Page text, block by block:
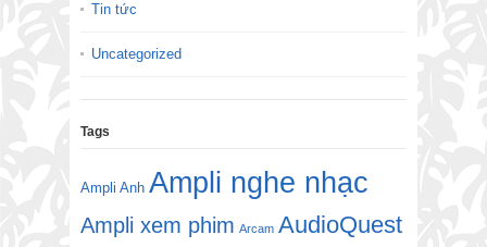
Tin tức
Uncategorized
Tags
Ampli Anh Ampli nghe nhạc
Ampli xem phim Arcam AudioQuest